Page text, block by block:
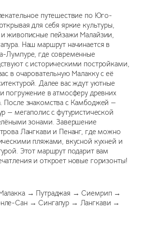
путешествие по Юго-
для себя яркие культуры,
живописные пейзажи Малайзии,
Наш маршрут начинается в
Лумпуре, где современные
с историческими постройками,
в очаровательную Малакку с её
Далее вас ждут уютные
погружение в атмосферу древних
После знакомства с Камбоджей —
— мегаполис с футуристической
зонами. Завершение
Лангкави и Пенанг, где можно
пляжами, вкусной кухней и
Этот маршрут подарит вам
и откроет новые горизонты!
→ Путраджая → Сиемрип →
Сан → Сингапур → Лангкави →